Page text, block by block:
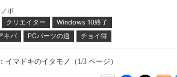
ボ
クリエイター
Windows 10終了
キバ PCパーツの道 チョイ得
マドキのイタモノ（1/3 ページ）